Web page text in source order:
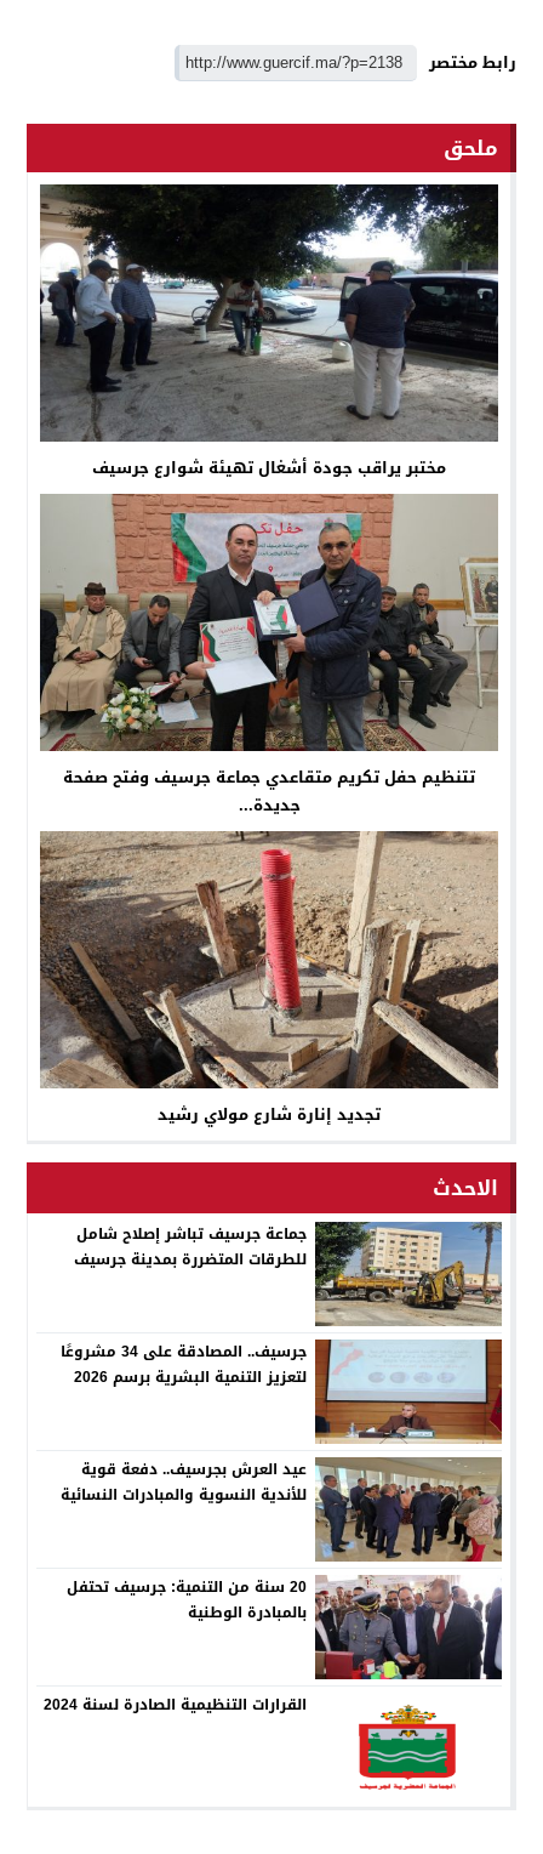
رابط مختصر
ملحق
مختبر يراقب جودة أشغال تهيئة شوارع جرسيف
تتنظيم حفل تكريم متقاعدي جماعة جرسيف وفتح صفحة
جديدة...
تجديد إنارة شارع مولاي رشيد
الاحدث
جماعة جرسيف تباشر إصلاح شامل
للطرقات المتضررة بمدينة جرسيف
جرسيف.. المصادقة على 34 مشروعًا
لتعزيز التنمية البشرية برسم 2026
عيد العرش بجرسيف.. دفعة قوية
للأندية النسوية والمبادرات النسائية
20 سنة من التنمية: جرسيف تحتفل
بالمبادرة الوطنية
القرارات التنظيمية الصادرة لسنة 2024